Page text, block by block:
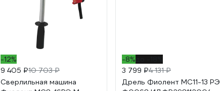
-12%
9 405 ₽10 703 ₽
Сверлильная машина
-8%
3 799 ₽4 131 ₽
Дрель Фиолент МС11-13 РЭ